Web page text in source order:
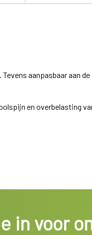
aanpasbaar aan
en overbelasting
in voor